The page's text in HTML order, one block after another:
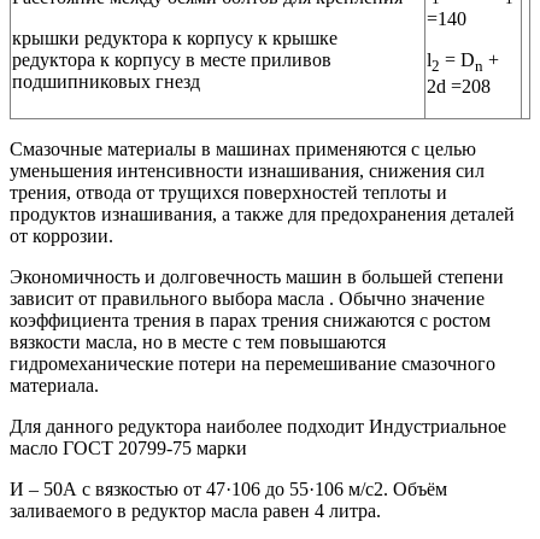
крышки редуктора к корпусу к крышке
редуктора к корпусу в месте при­ливов
подшипниковых гнезд
=140
l2 = Dn +
2d =208
Смазочные материалы в машинах применяются с целью
уменьшения интенсивности изнашивания, снижения сил
трения, отвода от трущихся поверхностей теплоты и
продуктов изнашивания, а также для предохранения деталей
от коррозии.
Экономичность и долговечность машин в большей степени
зависит от правильного выбора масла . Обычно значение
коэффициента трения в парах трения снижаются с ростом
вязкости масла, но в месте с тем повышаются
гидромеханические потери на перемешивание смазочного
материала.
Для данного редуктора наиболее подходит Индустриальное
масло ГОСТ 20799-75 марки
И – 50А с вязкостью от 47·106 до 55·106 м/с2. Объём
заливаемого в редуктор масла равен 4 литра.